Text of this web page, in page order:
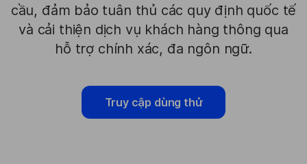
cầu, đảm bảo tuân thủ các quy định quốc tế
và cải thiện dịch vụ khách hàng thông qua
hỗ trợ chính xác, đa ngôn ngữ.
Truy cập dùng thử